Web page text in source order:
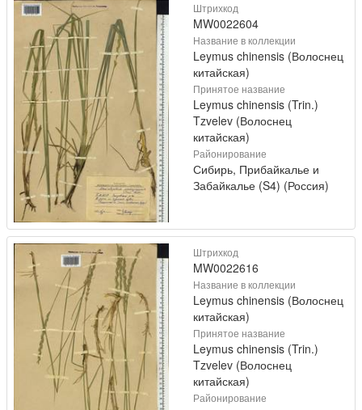
Штрихкод
MW0022604
Название в коллекции
Leymus chinensis (Волоснец
китайская)
Принятое название
Leymus chinensis (Trin.)
Tzvelev (Волоснец
китайская)
Районирование
Сибирь, Прибайкалье и
Забайкалье (S4) (Россия)
Штрихкод
MW0022616
Название в коллекции
Leymus chinensis (Волоснец
китайская)
Принятое название
Leymus chinensis (Trin.)
Tzvelev (Волоснец
китайская)
Районирование